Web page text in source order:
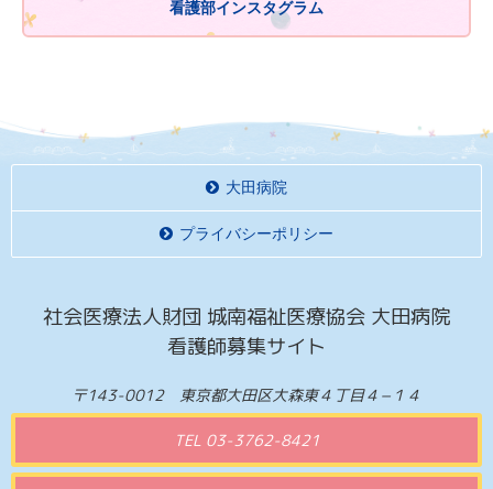
看護部インスタグラム
大田病院
プライバシーポリシー
社会医療法人財団 城南福祉医療協会 大田病院
看護師募集サイト
〒143-0012 東京都大田区大森東４丁目４−１４
TEL 03-3762-8421